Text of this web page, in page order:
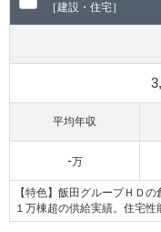
［建設・住宅］
平均年収
-万
【特色】飯田グループＨＤ
１万棟超の供給実績。住宅性